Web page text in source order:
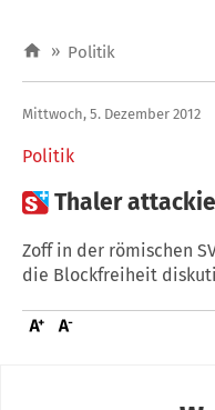
» Politik
Politik
Mittwoch, 5. Dezember 2012
Thaler
Zoff in der römischen
die Blockfreiheit